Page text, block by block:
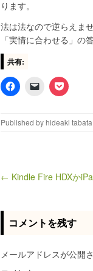
ります。
法は法なので逆らえま
「実情に合わせる」の
共有:
Published by hideaki tabata
Post navigation
← Kindle Fire HDXか
コメントを残す
メールアドレスが公開